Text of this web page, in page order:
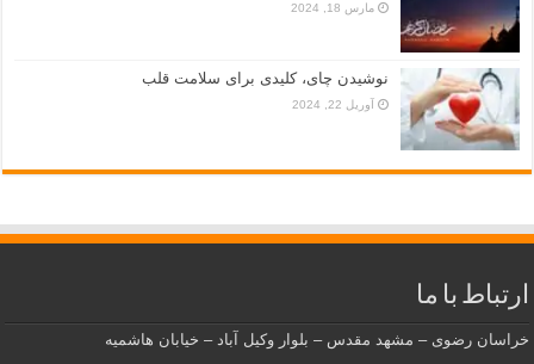
مارس 18, 2024
نوشیدن چای، کلیدی برای سلامت قلب
آوریل 22, 2024
ارتباط با ما
خراسان رضوی – مشهد مقدس – بلوار وکیل آباد – خیابان هاشمیه